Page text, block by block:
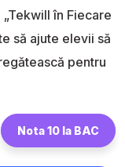
în Fiecare
să ajute elevii să
pentru
Nota 10 la BAC